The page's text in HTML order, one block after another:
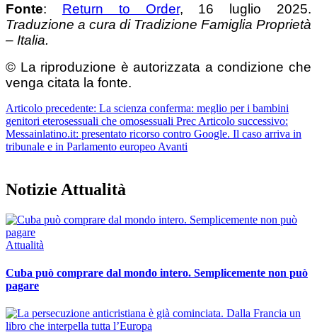
Fonte: Return to Order, 16 luglio 2025.
Traduzione a cura di Tradizione Famiglia Proprietà
– Italia.
© La riproduzione è autorizzata a condizione che
venga citata la fonte.
Articolo precedente: La scienza conferma: meglio per i bambini
genitori eterosessuali che omosessuali Prec Articolo successivo:
Messainlatino.it: presentato ricorso contro Google. Il caso arriva in
tribunale e in Parlamento europeo Avanti
Notizie Attualità
Attualità
Cuba può comprare dal mondo intero. Semplicemente non può
pagare